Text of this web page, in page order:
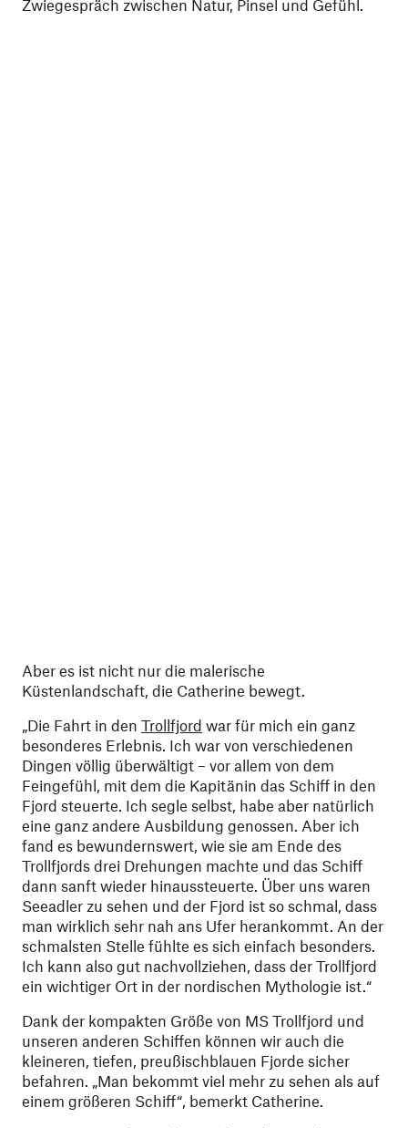
Zwiegespräch zwischen Natur, Pinsel und Gefühl.
Aber es ist nicht nur die malerische
Küstenlandschaft, die Catherine bewegt.
„Die Fahrt in den Trollfjord war für mich ein ganz
besonderes Erlebnis. Ich war von verschiedenen
Dingen völlig überwältigt – vor allem von dem
Feingefühl, mit dem die Kapitänin das Schiff in den
Fjord steuerte. Ich segle selbst, habe aber natürlich
eine ganz andere Ausbildung genossen. Aber ich
fand es bewundernswert, wie sie am Ende des
Trollfjords drei Drehungen machte und das Schiff
dann sanft wieder hinaussteuerte. Über uns waren
Seeadler zu sehen und der Fjord ist so schmal, dass
man wirklich sehr nah ans Ufer herankommt. An der
schmalsten Stelle fühlte es sich einfach besonders.
Ich kann also gut nachvollziehen, dass der Trollfjord
ein wichtiger Ort in der nordischen Mythologie ist.“
Dank der kompakten Größe von MS Trollfjord und
unseren anderen Schiffen können wir auch die
kleineren, tiefen, preußischblauen Fjorde sicher
befahren. „Man bekommt viel mehr zu sehen als auf
einem größeren Schiff“, bemerkt Catherine.